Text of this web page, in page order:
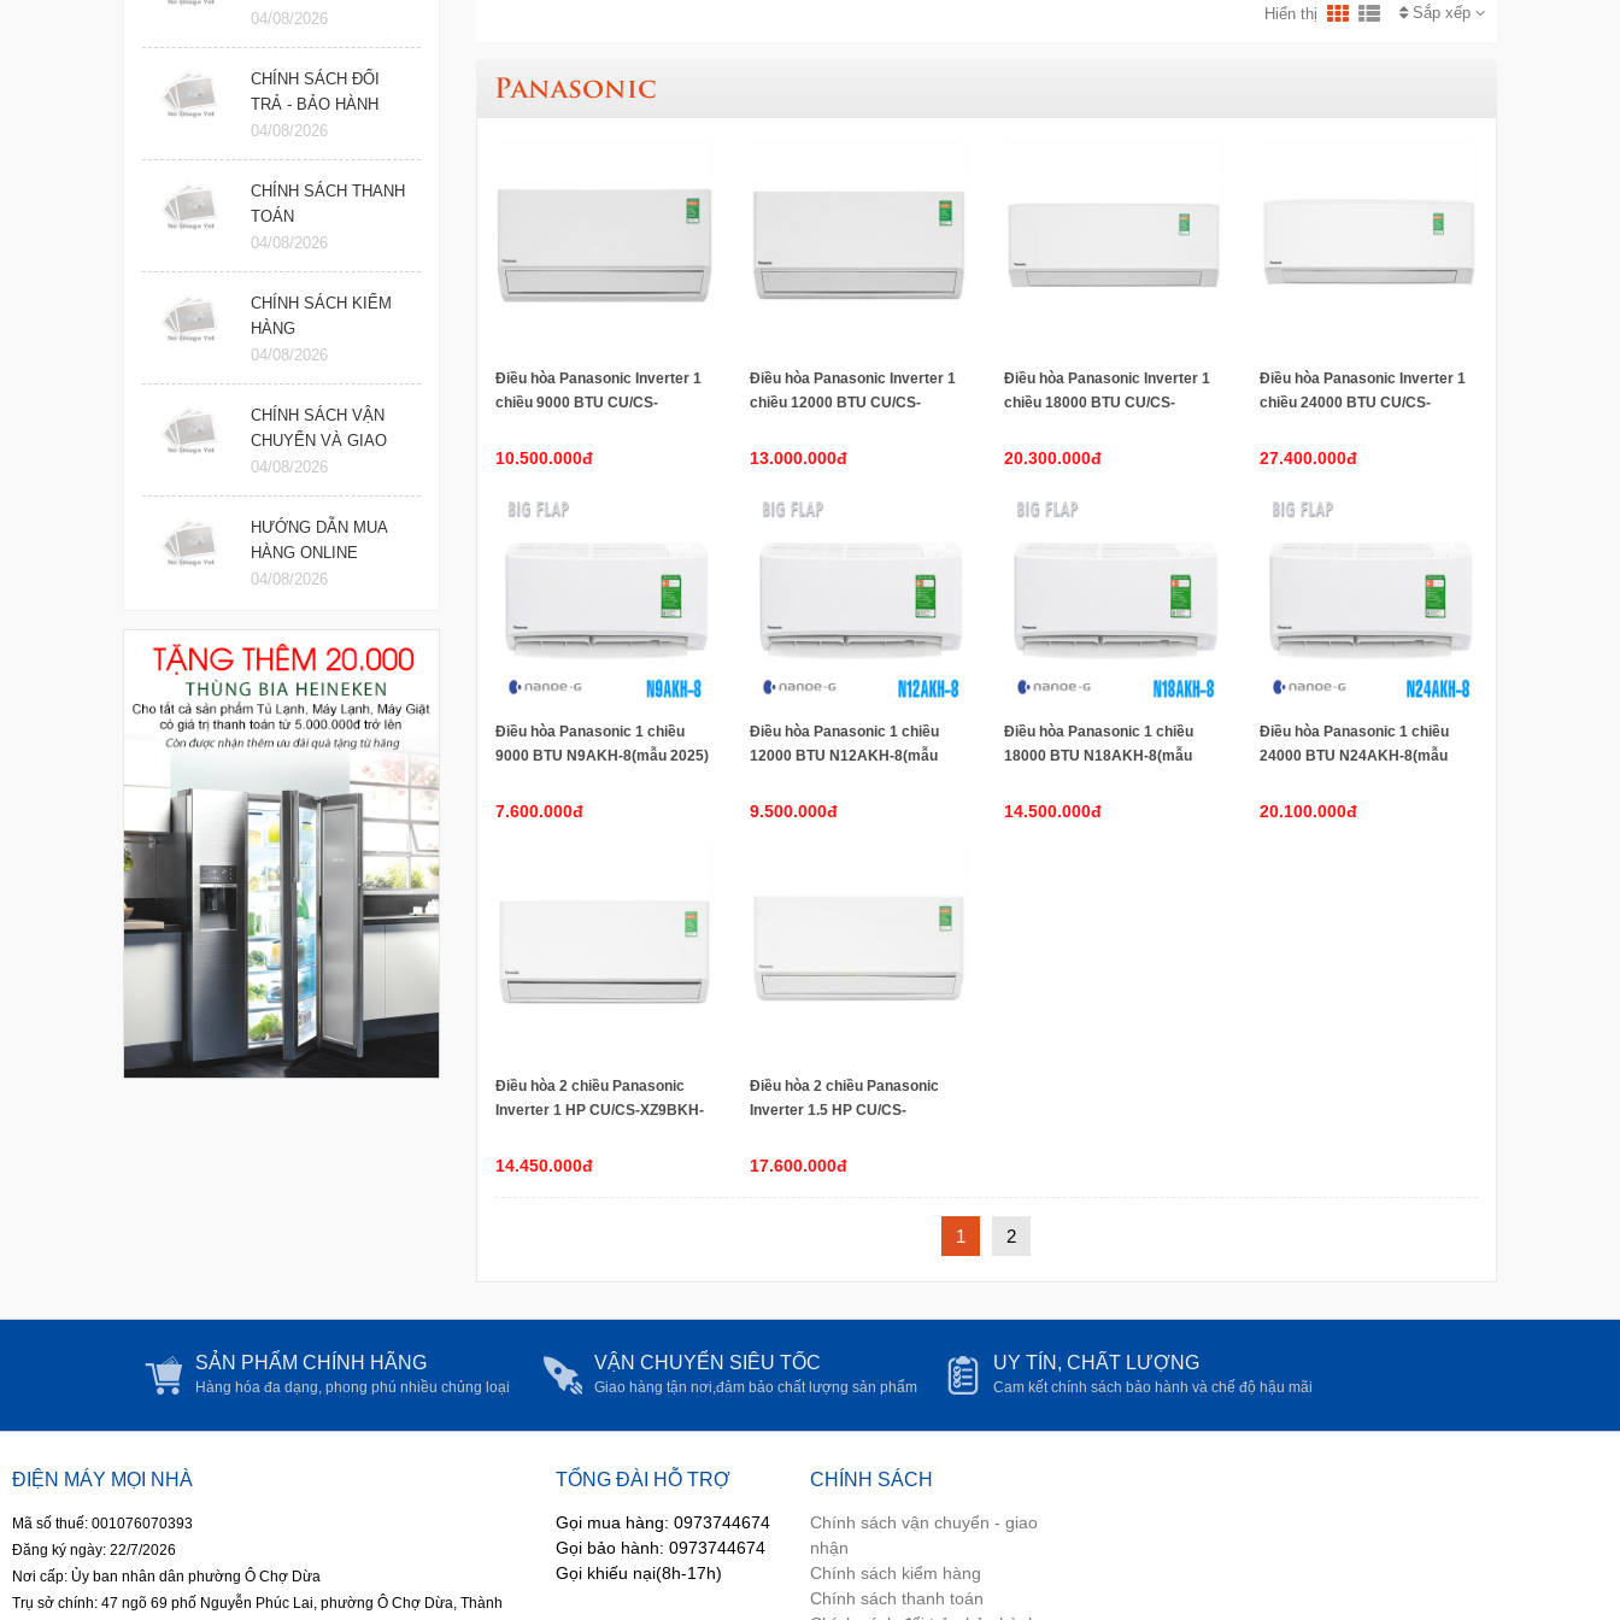
04/08/2026
CHÍNH SÁCH ĐỔI
TRẢ - BẢO HÀNH
04/08/2026
CHÍNH SÁCH THANH
TOÁN
04/08/2026
CHÍNH SÁCH KIỂM
HÀNG
04/08/2026
CHÍNH SÁCH VẬN
CHUYỂN VÀ GIAO
NHẬN
04/08/2026
HƯỚNG DẪN MUA
HÀNG ONLINE
04/08/2026
Sắp xếp
Hiển thị
Panasonic
Điều hòa Panasonic Inverter 1
chiều 9000 BTU CU/CS-
10.500.000đ
Điều hòa Panasonic Inverter 1
chiều 12000 BTU CU/CS-
13.000.000đ
Điều hòa Panasonic Inverter 1
chiều 18000 BTU CU/CS-
20.300.000đ
Điều hòa Panasonic Inverter 1
chiều 24000 BTU CU/CS-
27.400.000đ
Điều hòa Panasonic 1 chiều
9000 BTU N9AKH-8(mẫu 2025)
7.600.000đ
Điều hòa Panasonic 1 chiều
12000 BTU N12AKH-8(mẫu
9.500.000đ
Điều hòa Panasonic 1 chiều
18000 BTU N18AKH-8(mẫu
14.500.000đ
Điều hòa Panasonic 1 chiều
24000 BTU N24AKH-8(mẫu
20.100.000đ
Điều hòa 2 chiều Panasonic
Inverter 1 HP CU/CS-XZ9BKH-
14.450.000đ
Điều hòa 2 chiều Panasonic
Inverter 1.5 HP CU/CS-
17.600.000đ
1 2
SẢN PHẨM CHÍNH HÃNG
Hàng hóa đa dạng, phong phú nhiều chủng loại
VẬN CHUYỂN SIÊU TỐC
Giao hàng tận nơi,đảm bảo chất lượng sản phẩm
UY TÍN, CHẤT LƯỢNG
Cam kết chính sách bảo hành và chế độ hậu mãi
ĐIỆN MÁY MỌI NHÀ
Mã số thuế: 001076070393
Đăng ký ngày: 22/7/2026
Nơi cấp: Ủy ban nhân dân phường Ô Chợ Dừa
Trụ sở chính: 47 ngõ 69 phố Nguyễn Phúc Lai, phường Ô Chợ Dừa, Thành
TỔNG ĐÀI HỖ TRỢ
Gọi mua hàng: 0973744674
Gọi bảo hành: 0973744674
Gọi khiếu nại(8h-17h)
CHÍNH SÁCH
Chính sách vận chuyển - giao
nhận
Chính sách kiểm hàng
Chính sách thanh toán